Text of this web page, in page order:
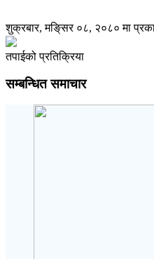
शुक्रबार, मङि्सर ०८, २०८० मा
तपाईको प्रतिक्रिया
सम्बन्धित समाचार